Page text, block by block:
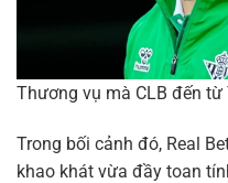
Thương vụ mà CLB đến từ
Trong bối cảnh đó, Real
khao khát vừa đầy toan